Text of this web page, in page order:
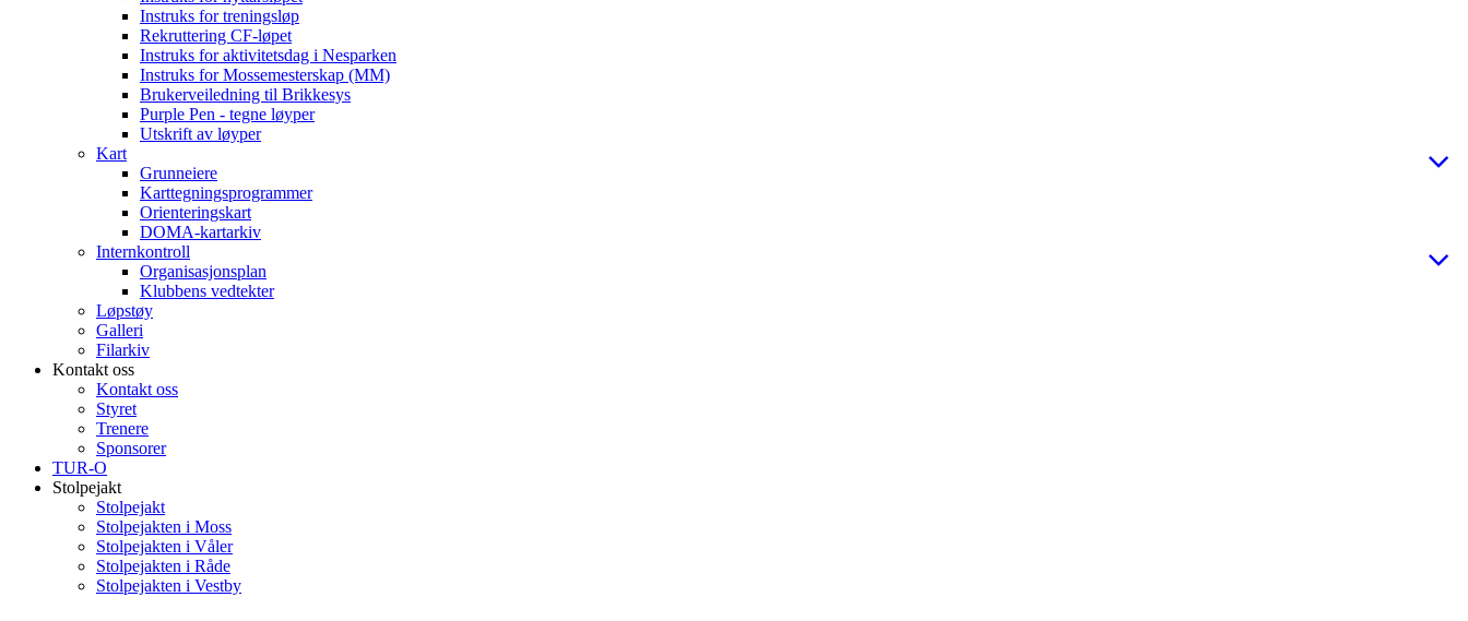
Instruks for treningsløp
Rekruttering CF-løpet
Instruks for aktivitetsdag i Nesparken
Instruks for Mossemesterskap (MM)
Brukerveiledning til Brikkesys
Purple Pen - tegne løyper
Utskrift av løyper
Kart
Grunneiere
Karttegningsprogrammer
Orienteringskart
DOMA-kartarkiv
Internkontroll
Organisasjonsplan
Klubbens vedtekter
Løpstøy
Galleri
Filarkiv
Kontakt oss
Kontakt oss
Styret
Trenere
Sponsorer
TUR-O
Stolpejakt
Stolpejakt
Stolpejakten i Moss
Stolpejakten i Våler
Stolpejakten i Råde
Stolpejakten i Vestby